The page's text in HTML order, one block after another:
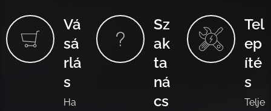
Vá
sá
rlá
s
Ha
Sz
ak
ta
ná
cs
Tel
ep
íté
s
Telje